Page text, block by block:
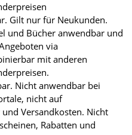
Gilt nur für Neukunden.
und Bücher anwendbar und
via
mit anderen
Nicht anwendbar bei
nicht auf
Versandkosten. Nicht
Rabatten und